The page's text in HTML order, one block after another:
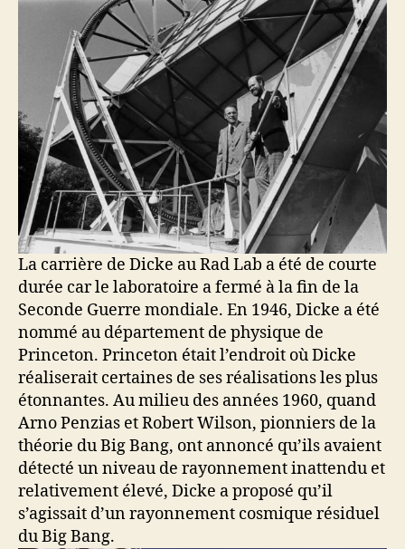
La carrière de Dicke au Rad Lab a été de courte
durée car le laboratoire a fermé à la fin de la
Seconde Guerre mondiale. En 1946, Dicke a été
nommé au département de physique de
Princeton. Princeton était l’endroit où Dicke
réaliserait certaines de ses réalisations les plus
étonnantes. Au milieu des années 1960, quand
Arno Penzias et Robert Wilson, pionniers de la
théorie du Big Bang, ont annoncé qu’ils avaient
détecté un niveau de rayonnement inattendu et
relativement élevé, Dicke a proposé qu’il
s’agissait d’un rayonnement cosmique résiduel
du Big Bang.